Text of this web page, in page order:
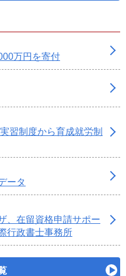
万円を寄付
習制度から育成就労制
ータ
、在留資格申請サポー
行政書士事務所